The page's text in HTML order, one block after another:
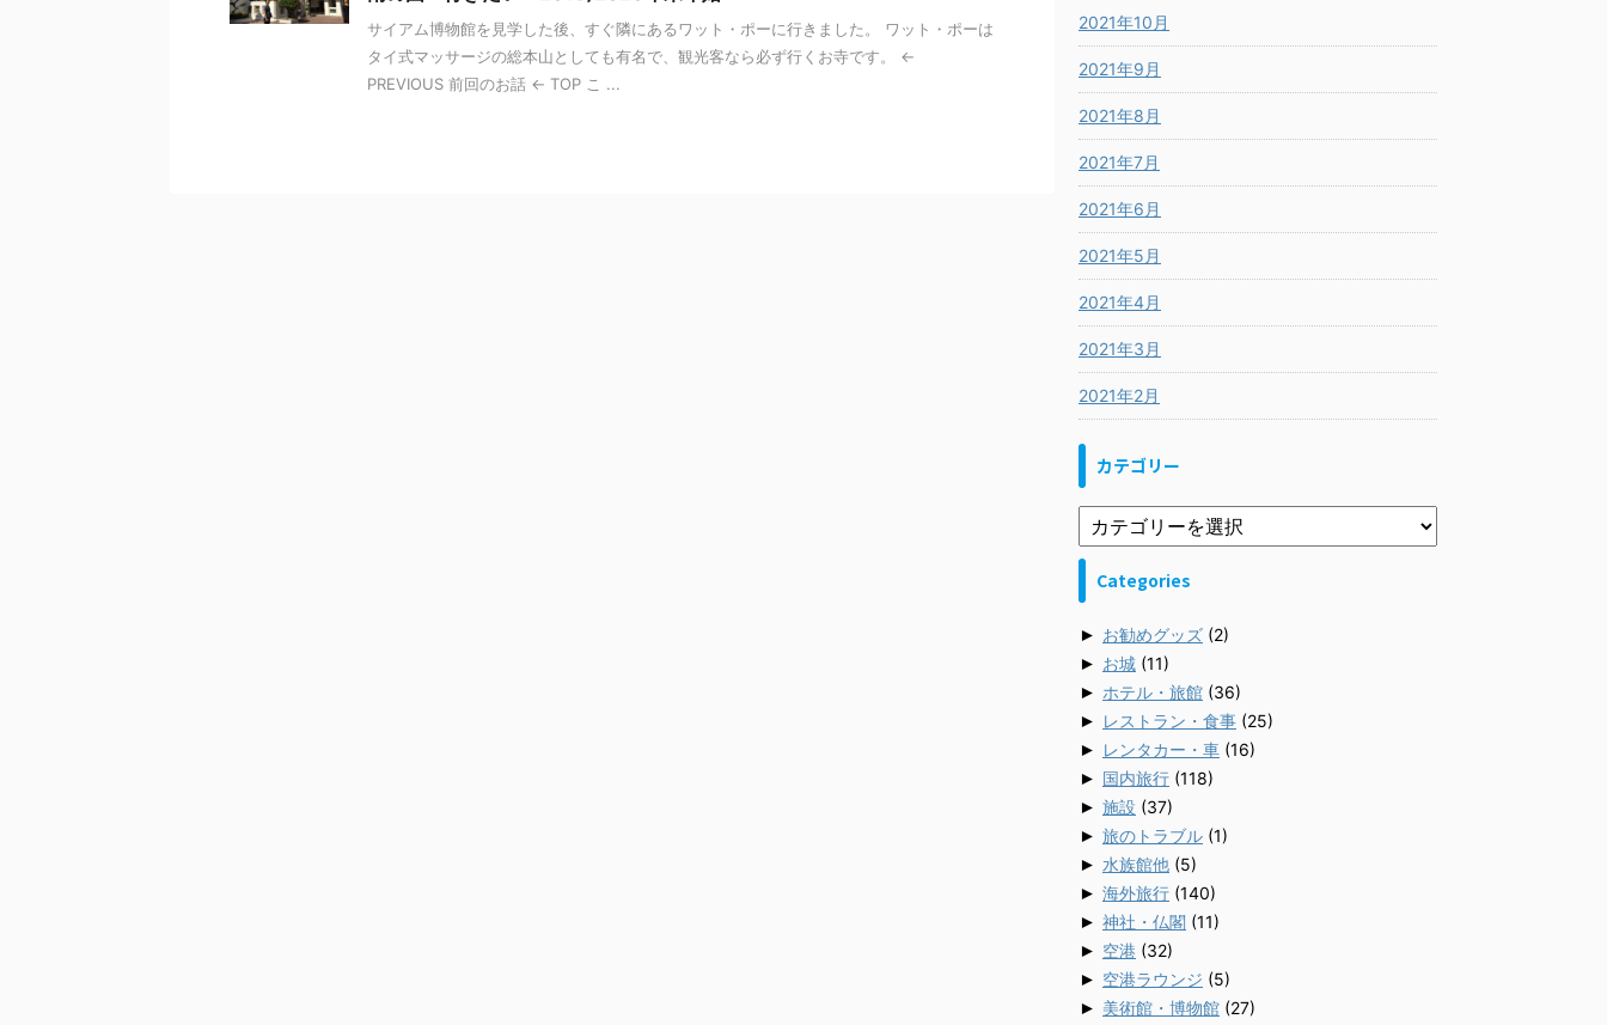
サイアム博物館を見学した後、すぐ隣にあるワット・ポーに行きました。 ワット・ポーは
タイ式マッサージの総本山としても有名で、観光客なら必ず行くお寺です。 ←
PREVIOUS 前回のお話 ← TOP こ ...
2021年10月
2021年9月
2021年8月
2021年7月
2021年6月
2021年5月
2021年4月
2021年3月
2021年2月
カテゴリー
Categories
► お勧めグッズ (2)
► お城 (11)
► ホテル・旅館 (36)
► レストラン・食事 (25)
► レンタカー・車 (16)
► 国内旅行 (118)
► 施設 (37)
► 旅のトラブル (1)
► 水族館他 (5)
► 海外旅行 (140)
► 神社・仏閣 (11)
► 空港 (32)
► 空港ラウンジ (5)
► 美術館・博物館 (27)